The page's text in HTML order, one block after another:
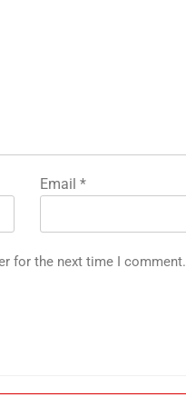
Email*
for the next time I comment.